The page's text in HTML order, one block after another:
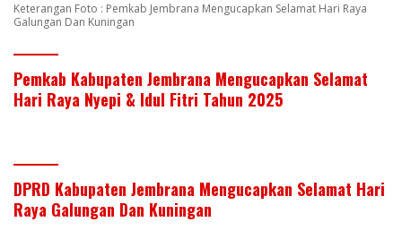
Keterangan Foto : Pemkab Jembrana Mengucapkan Selamat Hari Raya
Galungan Dan Kuningan
Pemkab Kabupaten Jembrana Mengucapkan Selamat
Hari Raya Nyepi & Idul Fitri Tahun 2025
DPRD Kabupaten Jembrana Mengucapkan Selamat Hari
Raya Galungan Dan Kuningan